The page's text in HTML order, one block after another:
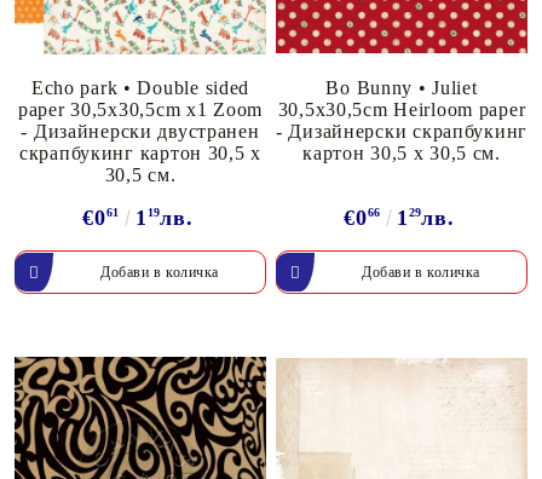
Echo park • Double sided
paper 30,5x30,5cm x1 Zoom
- Дизайнерски двустранен
скрапбукинг картон 30,5 х
30,5 см.
€061 1 19лв.
Bo Bunny • Juliet
30,5x30,5cm Heirloom paper
- Дизайнерски скрапбукинг
картон 30,5 х 30,5 см.
€066 129лв.